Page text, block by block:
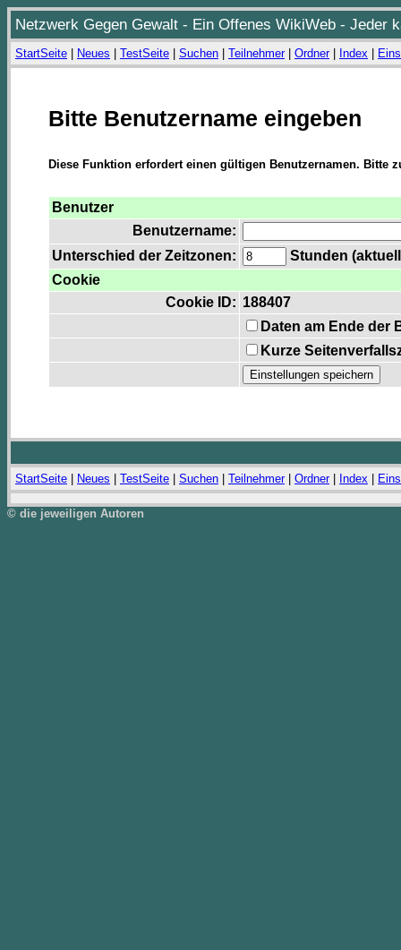
Netzwerk Gegen Gewalt - Ein Offenes WikiWeb - Jeder
StartSeite Neues TestSeite Suchen Teilnehmer| Ordner| Index
Bitte Benutzername eingeben
Diese Funktion erfordert einen gültigen Benutzernamen. Bitte
Benutzer
Benutzername:
Unterschied der Zeitzonen:
Stunden
Cookie
Cookie ID: 188407
Daten am Ende der
Kurze
StartSeite Neues TestSeite Suchen Teilnehmer| Ordner| Index
© die jeweiligen Autoren